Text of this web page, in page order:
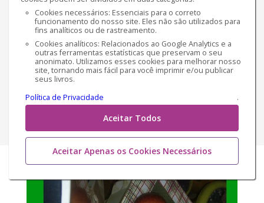
Cookies necessários: Essenciais para o correto
funcionamento do nosso site. Eles não são utilizados para
fins analíticos ou de rastreamento.
Cookies analíticos: Relacionados ao Google Analytics e a
outras ferramentas estatísticas que preservam o seu
anonimato. Utilizamos esses cookies para melhorar nosso
site, tornando mais fácil para você imprimir e/ou publicar
seus livros.
Política de Privacidade
.
Aceitar Todos
Aceitar Apenas os Cookies Necessários
grande energia positiva gerada pela mente criativa que
induz a alegria de viver, assim, com certeza nosso
mundo seria menos cruel. Sabemos que s...
Versão impressa € 7,71
Versão Ebook € 6,23